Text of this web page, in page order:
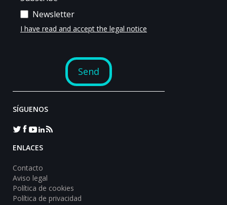
SÍGUENOS
ENLACES
Contacto
Aviso legal
Política de cookies
Política de privacidad